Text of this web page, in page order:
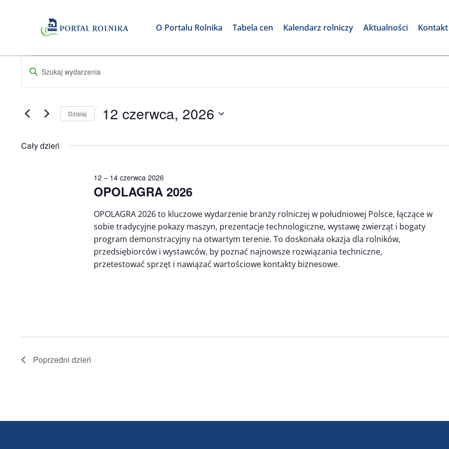
O Portalu Rolnika Tabela cen Kalendarz rolniczy Aktualności Kontakt
Wydarzenia
for
12
czerwca,
Wydarzenia
Nawigacja
po
wyszukiwaniu
i
Wpisz
wg
Wydarzenia.
Dzisiaj 12 czerwca, 2026
Cały dzień
OPOLAGRA 2026
12 – 14 czerwca 2026
OPOLAGRA 2026 to kluczowe wydarzenie branży rolniczej w południowej Polsce, łączące w
sobie tradycyjne pokazy maszyn, prezentacje technologiczne, wystawę zwierząt i bogaty
program demonstracyjny na otwartym terenie. To doskonała okazja dla rolników,
przedsiębiorców i wystawców, by poznać najnowsze rozwiązania techniczne,
przetestować sprzęt i nawiązać wartościowe kontakty biznesowe.
Poprzedni dzień